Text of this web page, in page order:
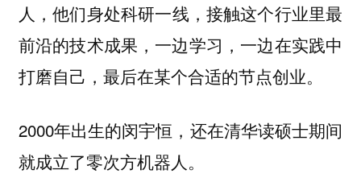
人，他们身处科研一线，接触这个行业里最
前沿的技术成果，一边学习，一边在实践中
打磨自己，最后在某个合适的节点创业。
2000年出生的闵宇恒，还在清华读硕士期间
就成立了零次方机器人。